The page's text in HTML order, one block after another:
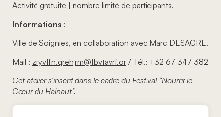
Activité gratuite | nombre limité de participants.
Informations :
Ville de Soignies, en collaboration avec Marc DESAGRE.
Mail : zryvffn.qrehjrm@fbvtavrf.or / Tél.: +32 67 347 382
Cet atelier s’inscrit dans le cadre du Festival “Nourrir le
Cœur du Hainaut”.